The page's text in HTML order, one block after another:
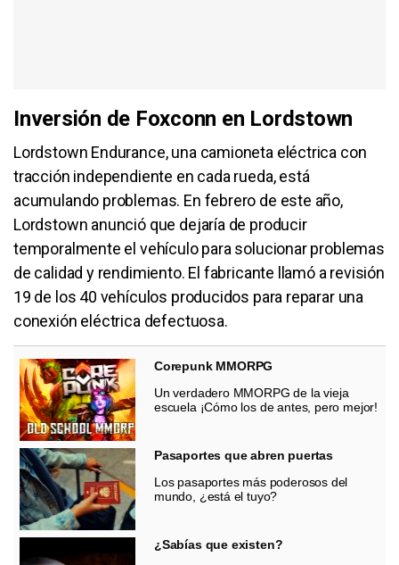
Inversión de Foxconn en Lordstown
Lordstown Endurance, una camioneta eléctrica con
tracción independiente en cada rueda, está
acumulando problemas. En febrero de este año,
Lordstown anunció que dejaría de producir
temporalmente el vehículo para solucionar problemas
de calidad y rendimiento. El fabricante llamó a revisión
19 de los 40 vehículos producidos para reparar una
conexión eléctrica defectuosa.
Corepunk MMORPG
Un verdadero MMORPG de la vieja
escuela ¡Cómo los de antes, pero mejor!
Pasaportes que abren puertas
Los pasaportes más poderosos del
mundo, ¿está el tuyo?
¿Sabías que existen?